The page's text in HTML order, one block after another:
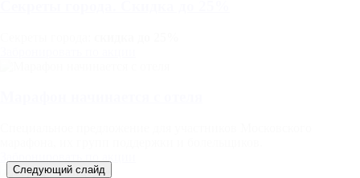
Следующий слайд